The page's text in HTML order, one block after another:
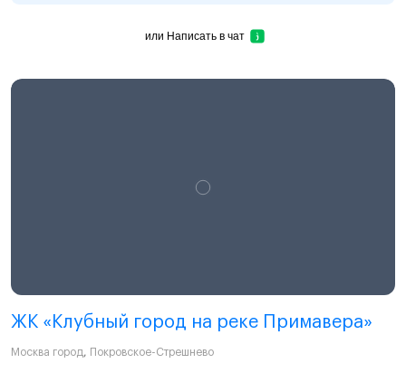
или Написать в чат
ЖК «Клубный город на реке Примавера»
Москва город, Покровское-Стрешнево